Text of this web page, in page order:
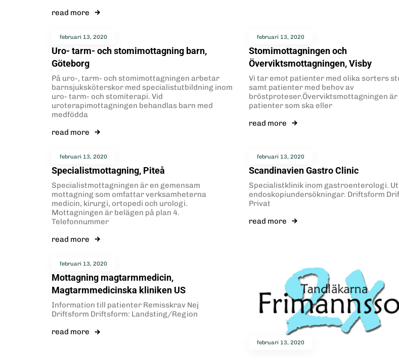
read more
februari 13, 2020
Uro- tarm- och stomimottagning barn,
Göteborg
På uro-, tarm- och stomimottagningen arbetar
barnsjuksköterskor med specialistutbildning inom
uro- tarm- och stomiterapi. Vid
uroterapimottagningen behandlas barn med
medfödda
read more
februari 13, 2020
Stomimottagningen och
Överviktsmottagningen, Visby
Vi tar emot patienter med olika sorters
samt patienter med behov av
bröstproteser.Överviktsmottagningen
patienter som ska eller
read more
februari 13, 2020
Specialistmottagning, Piteå
Specialistmottagningen är en gemensam
mottagning som omfattar verksamheterna
medicin, kirurgi, ortopedi och urologi.
Mottagningen är belägen på plan 4.
Telefonnummer
read more
februari 13, 2020
Scandinavien Gastro Clinic
Specialistklinik inom gastroenterologi.
endoskopiundersökningar. Driftsform
Privat
read more
februari 13, 2020
Mottagning magtarmmedicin,
Magtarmmedicinska kliniken US
Information till patienter Remisskrav Nej
Driftsform Driftsform: Landsting/Region
read more
februari 13, 2020